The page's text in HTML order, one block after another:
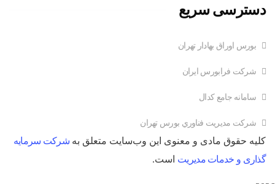
دسترسی سریع
بورس اوراق بهادار تهران
شرکت فرابورس ایران
سامانه جامع کدال
شركت مديريت فناوري بورس تهران
کلیه حقوق مادی و معنوی این وب‌سایت متعلق به شرکت سرمایه
گذاری و خدمات مدیریت است.